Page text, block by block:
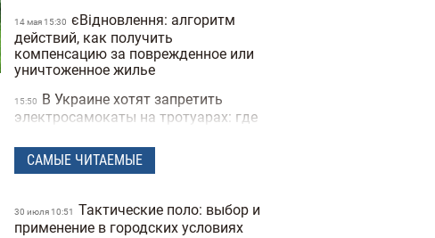
14 мая 15:30 єВідновлення: алгоритм
действий, как получить
компенсацию за поврежденное или
уничтоженное жилье
15:50
В Украине хотят запретить
электросамокаты на тротуарах: где
21 апреля 17:53 В Украину вернулась зима:
25 февраля 19:41 Спрос на квартиры в
САМЫЕ ЧИТАЕМЫЕ
30 июля 10:51
Тактические поло: выбор и
применение в городских условиях